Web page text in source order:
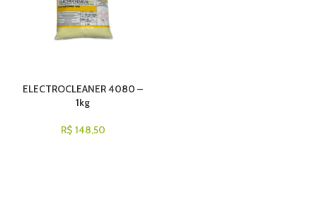
ELECTROCLEANER 4080 –
1kg
R$ 148,50